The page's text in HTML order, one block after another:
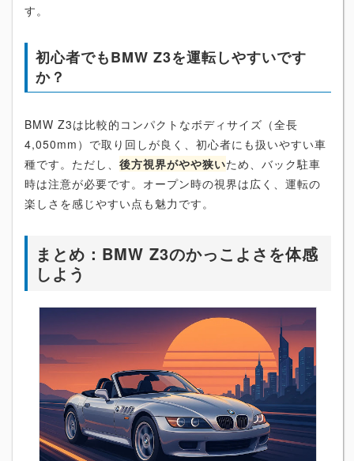
す。
初心者でもBMW Z3を運転しやすいです
か？
BMW Z3は比較的コンパクトなボディサイズ（全長
4,050mm）で取り回しが良く、初心者にも扱いやすい車
種です。ただし、 後方視界がやや狭いため、バック駐車
時は注意が必要です。オープン時の視界は広く、運転の
楽しさを感じやすい点も魅力です。
まとめ：BMW Z3のかっこよさを体感
しよう